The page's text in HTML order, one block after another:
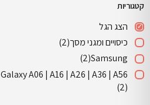
קטגוריות
הצג הגל
כיסויים ומגני מסך(2)
Samsung
(2)
Galaxy A06 | A16 | A26 | A36 | A56
(2)